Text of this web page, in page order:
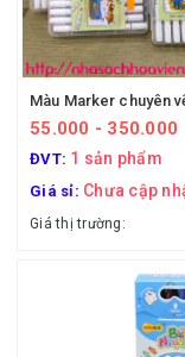
55.000 - 350.000
ĐVT: 1 sản phẩm
Giá sỉ: Chưa cập
Giá thị trường: